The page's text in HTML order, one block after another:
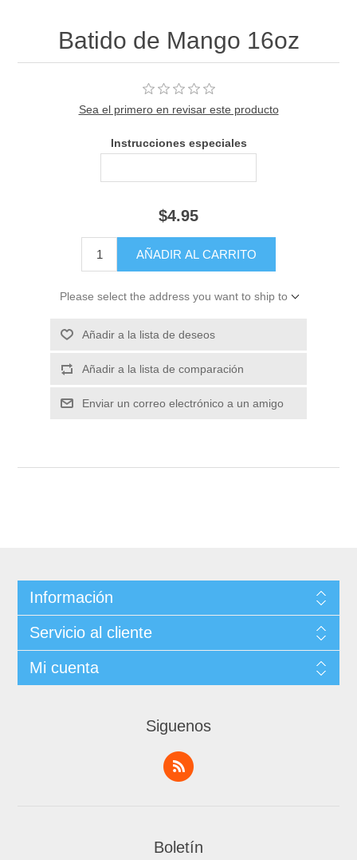
Batido de Mango 16oz
Sea el primero en revisar este producto
Instrucciones especiales
$4.95
Please select the address you want to ship to
Información
Servicio al cliente
Mi cuenta
Siguenos
Boletín